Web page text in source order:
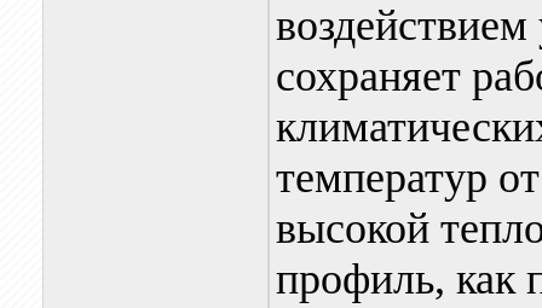
сохраняет
температур
высокой
профиль, как